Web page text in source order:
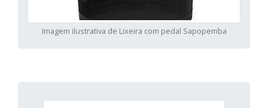
Imagem ilustrativa de Lixeira com pedal Sapopemba